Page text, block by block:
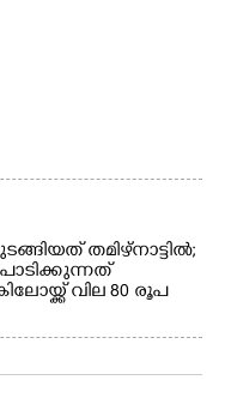
തമിഴ്നാട്ടിൽ;
വില 80 രൂപ